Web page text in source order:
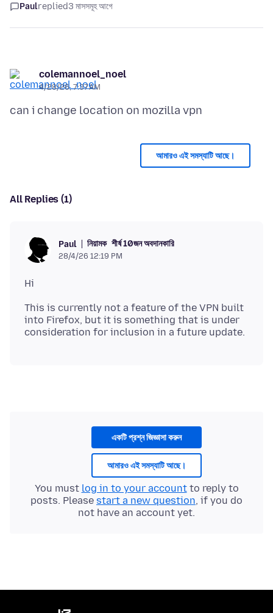
Paulreplied3 মাসসমূহ আগে
colemannoel_noel
4/28/26, 7:37 AM
আমারও এই সমস্যাটি আছে।
All Replies (1)
Paul নিয়ামক শীর্ষ 10জন অবদানকারি
28/4/26 12:19 PM
This is currently not a feature of the VPN built
into Firefox, but it is something that is under
একটি প্রশ্ন জিজ্ঞাসা করুন
আমারও এই সমস্যাটি আছে।
You must log in to your accountto reply to
posts. Please start a new question, if you do
not have an account yet.